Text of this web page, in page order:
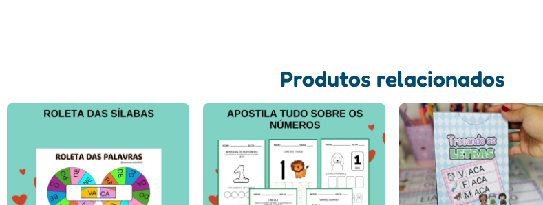
Produtos relacionados